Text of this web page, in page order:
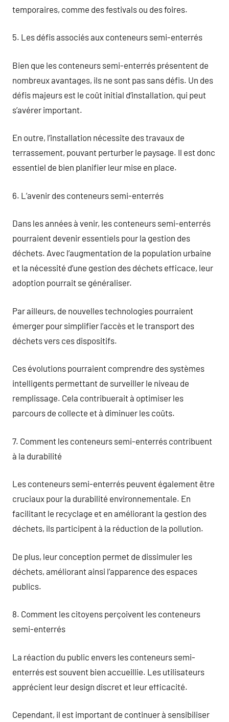
temporaires, comme des festivals ou des foires.
5. Les défis associés aux conteneurs semi-enterrés
Bien que les conteneurs semi-enterrés présentent de
nombreux avantages, ils ne sont pas sans défis. Un des
défis majeurs est le coût initial d’installation, qui peut
s’avérer important.
En outre, l’installation nécessite des travaux de
terrassement, pouvant perturber le paysage. Il est donc
essentiel de bien planifier leur mise en place.
6. L’avenir des conteneurs semi-enterrés
Dans les années à venir, les conteneurs semi-enterrés
pourraient devenir essentiels pour la gestion des
déchets. Avec l’augmentation de la population urbaine
et la nécessité d’une gestion des déchets efficace, leur
adoption pourrait se généraliser.
Par ailleurs, de nouvelles technologies pourraient
émerger pour simplifier l’accès et le transport des
déchets vers ces dispositifs.
Ces évolutions pourraient comprendre des systèmes
intelligents permettant de surveiller le niveau de
remplissage. Cela contribuerait à optimiser les
parcours de collecte et à diminuer les coûts.
7. Comment les conteneurs semi-enterrés contribuent
à la durabilité
Les conteneurs semi-enterrés peuvent également être
cruciaux pour la durabilité environnementale. En
facilitant le recyclage et en améliorant la gestion des
déchets, ils participent à la réduction de la pollution.
De plus, leur conception permet de dissimuler les
déchets, améliorant ainsi l’apparence des espaces
publics.
8. Comment les citoyens perçoivent les conteneurs
semi-enterrés
La réaction du public envers les conteneurs semi-
enterrés est souvent bien accueillie. Les utilisateurs
apprécient leur design discret et leur efficacité.
Cependant, il est important de continuer à sensibiliser